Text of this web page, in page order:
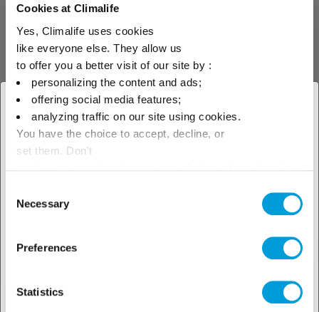
Cookies at Climalife
Yes, Climalife uses cookies
like everyone else. They allow us
to offer you a better visit of our site by :
personalizing the content and ads;
offering social media features;
analyzing traffic on our site using cookies.
You have the choice to accept, decline, or
set them. Don't
Selection
Necessary
Preferences
Statistics
× Închideți
Selectați locația dvs.
Refrigeranţi HCFC
R-22
R-22 este un
"hidroclorofluorocarbon"